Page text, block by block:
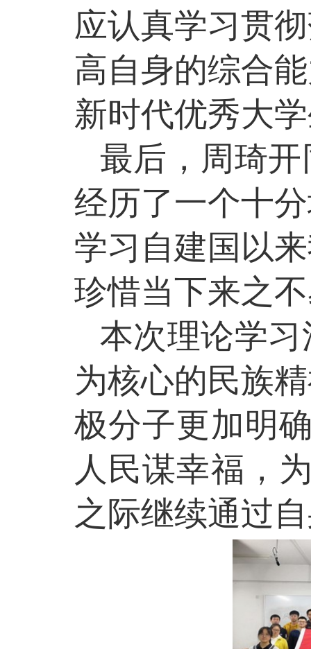
应认真学习贯
高自身的综合
新时代优秀大
最后，周琦
经历了一个十
学习自建国以
珍惜当下来之
本次理论学
为核心的民族
极分子更加明
人民谋幸福，
之际继续通过